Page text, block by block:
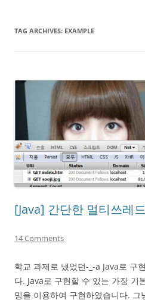
TAG ARCHIVES: EXAMPLE
[Java] 간단한 멀티쓰레
14 Comments
학교 과제로 냈었던-_-a Java로 구
다. Java로 구현할 수 있는 가장 기
밍을 이용하여 구현하였습니다. 그